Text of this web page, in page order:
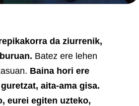
da ziurrenik,
Batez ere lehen
Baina hori ere
aita-ama gisa.
eurei egiten uzteko,